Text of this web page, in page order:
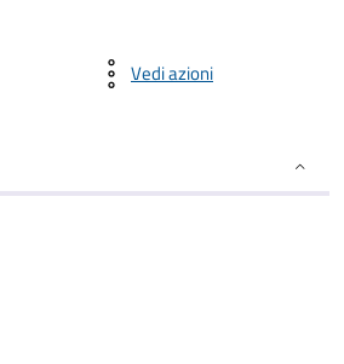
Vedi azioni